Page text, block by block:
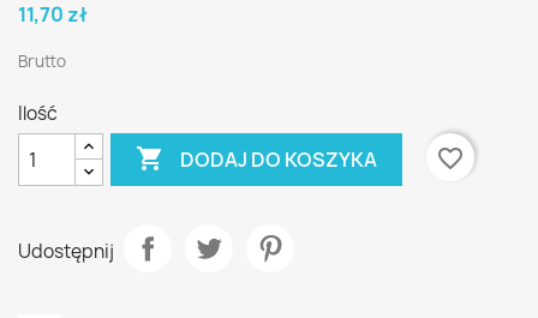
11,70 zł
Brutto
Ilość
 DODAJ DO KOSZYKA favorite_border
Udostępnij